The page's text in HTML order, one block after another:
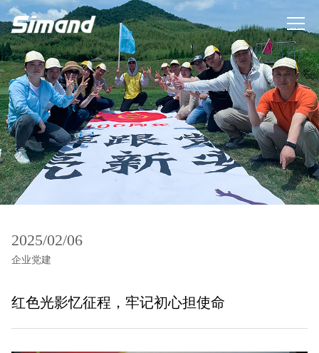
2025/02/06
企业党建
红色光影忆征程，牢记初心担使命